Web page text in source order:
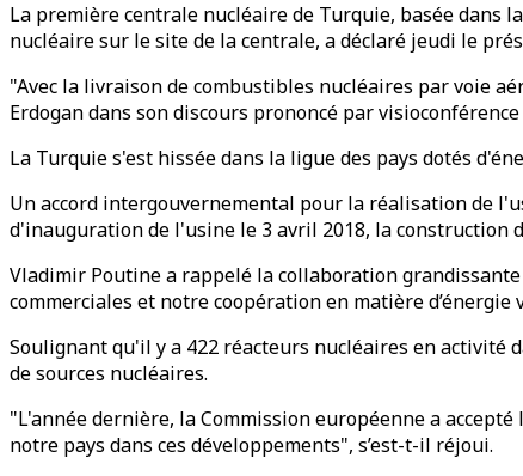
La première centrale nucléaire de Turquie, basée dans
nucléaire sur le site de la centrale, a déclaré jeudi le
"Avec la livraison de combustibles nucléaires par voie
Erdogan dans son discours prononcé par
La Turquie s'est hissée dans la ligue des pays dotés
Un accord intergouvernemental pour la réalisation de
d'inauguration de l'usine le 3 avril 2018, la construction
Vladimir Poutine a rappelé la collaboration
commerciales et notre coopération en matière
Soulignant qu'il y a 422 réacteurs nucléaires en activité
de sources nucléaires.
"L'année dernière, la Commission européenne a
notre pays dans ces développements", s’est-t-il réjoui.